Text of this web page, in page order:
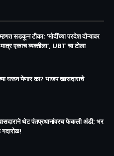
सडकून टीका; 'मोदींच्या परदेश दौऱ्यावर
एकाच व्यक्तीला', UBT चा टोला
घरून येणार का? भाजप खासदाराचे
थेट पंतप्रधानांवरच फेकली अंडी; भर